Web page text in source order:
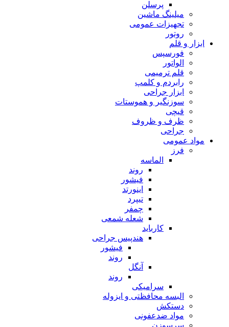
پرسلن
میلینگ ماشین
تجهیزات عمومی
روتور
ابزار و قلم
فورسپس
الواتور
قلم ترمیمی
رابردم و کلمپ
ابزار جراحی
سوزنگیر و هموستات
قیچی
ظرف و ظروف
جراحی
مواد عمومی
فرز
الماسه
روند
فیشور
اینورتد
تیپرد
چمفر
شعله شمعی
کارباید
هندپیس جراحی
فیشور
روند
آنگل
روند
سرامیکی
البسه محافظتی و ایزوله
دستکش
مواد ضدعفونی
سرسوزن